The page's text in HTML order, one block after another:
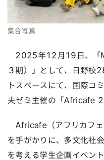
集合写真
2025年12月19日、「
３期）」として、日野校
トスペースにて、国際コ
夫ゼミ主催の「Africafe
Africafe（アフリカフェ
を手がかりに、多文化社
を考える学生企画イベン